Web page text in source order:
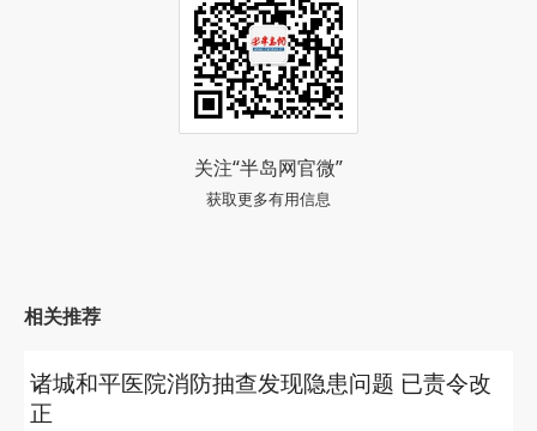
关注“半岛网官微”
获取更多有用信息
相关推荐
诸城和平医院消防抽查发现隐患问题 已责令改
正